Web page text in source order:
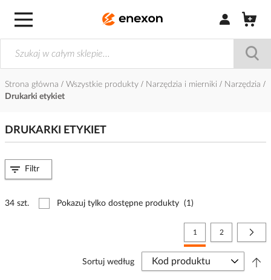
Zaloguj się /
Strona główna Wszystkie produkty Narzędzia i mierniki
Narzędzia
Drukarki etykiet
DRUKARKI ETYKIET
34 szt. Pokazuj tylko dostępne produkty (1)
Strona
Aktualnie czytasz stronę
1 Strona
2
Sortuj według
Filtr